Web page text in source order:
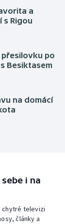
a
s Rigou
přesilovku po
Besiktasem
na domácí
i na
chytré televizi
články a